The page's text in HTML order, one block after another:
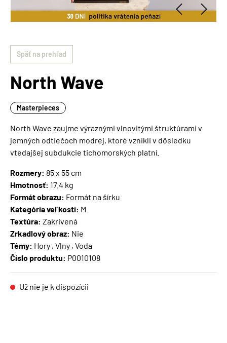
Späť na prehľad
North Wave
Masterpieces
North Wave zaujme výraznými vlnovitými štruktúrami v
jemných odtiečoch modrej, ktoré vznikli v dôsledku
vtedajšej subdukcie tichomorských platní.
Rozmery: 85 x 55 cm
Hmotnosť: 17.4 kg
Formát obrazu: Formát na šírku
Kategória veľkosti: M
Textúra: Zakrivená
Zrkadlový obraz: Nie
Témy: Hory , Vlny , Voda
Číslo produktu: P0010108
Už nie je k dispozícii